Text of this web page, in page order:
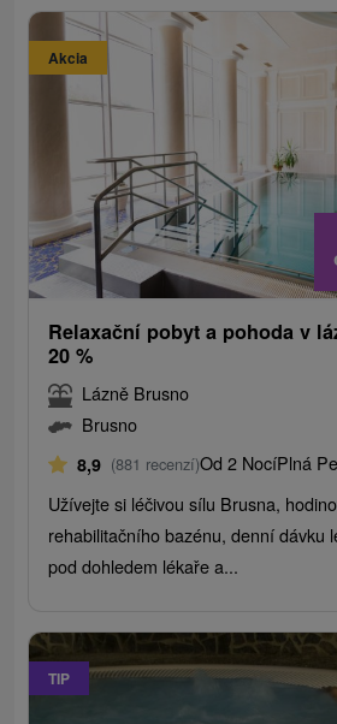
Akcia
Relaxační pobyt a pohoda v
20 %
Lázně Brusno
Brusno
8,9 (881 recenzí)Od 2 NocíPlná
Užívejte si léčivou sílu Brusna,
rehabilitačního bazénu, denní dávku
pod dohledem lékaře a...
TIP